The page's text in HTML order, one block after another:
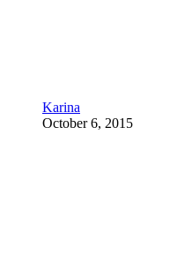
Karina
October 6, 2015